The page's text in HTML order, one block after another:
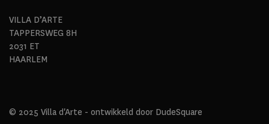
VILLA D’ARTE
TAPPERSWEG 8H
2031 ET
HAARLEM
© 2025 Villa d'Arte - ontwikkeld door DudeSquare